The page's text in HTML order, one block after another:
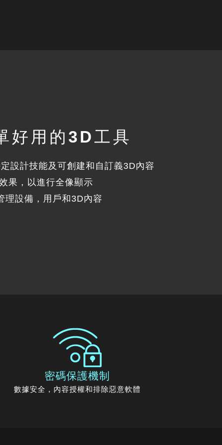
好用的3D工具
設計技能及可創建和自訂義3D內容
果，以進行全像顯示
理設備，用戶和3D內容
密碼保護機制
數據安全，內容授權和排除惡意軟體